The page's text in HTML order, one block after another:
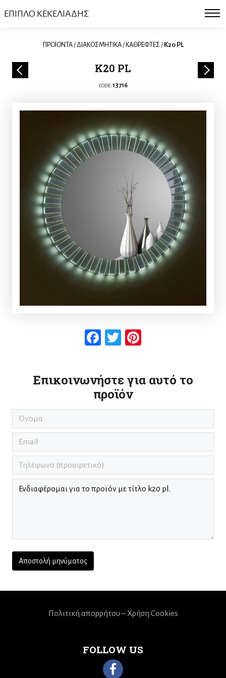
ΕΠΙΠΛΟ ΚΕΚΕΛΙΑΔΗΣ
ΠΡΟΪΟΝΤΑ/ ΔΙΑΚΟΣΜΗΤΙΚΑ/ ΚΑΘΡΕΦΤΕΣ/ K20 PL
K20 PL
CODE: 13716
Facebook
Twitter
Επικοινωνήστε για αυτό το
προϊόν
FOLLOW US
Πολιτική απορρήτου – Χρήση Cookies